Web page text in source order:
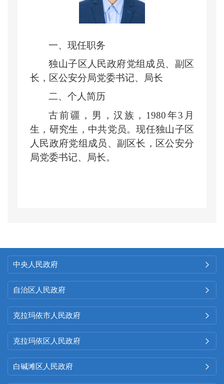
一、现任职务
独山子区人民政府党组成员、副区
长，区公安分局党委书记、局长
二、个人简历
古前疆，男，汉族，1980年3月
生，研究生，中共党员。现任独山子区
人民政府党组成员、副区长，区公安分
局党委书记、局长。
中央人民政府 
自治区人民政府 
克拉玛依市人民政府 
克拉玛依区人民政府 
白碱滩区人民政府 